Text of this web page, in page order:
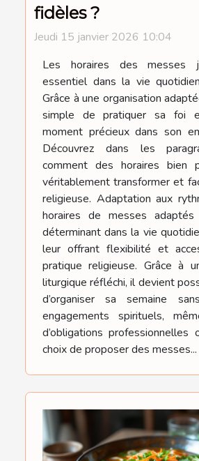
fidèles ?
Jeudi 15 janvier 2026 10:04
Les horaires des messes
essentiel dans la vie
Grâce à une organisation
simple de pratiquer sa foi
moment précieux dans son
Découvrez dans les
comment des horaires bien
véritablement transformer et
religieuse. Adaptation aux
horaires de messes
déterminant dans la vie
leur offrant flexibilité et
pratique religieuse. Grâce à
liturgique réfléchi, il devient
d’organiser sa semaine
engagements spirituels,
d’obligations professionnelles
choix de proposer des messes...